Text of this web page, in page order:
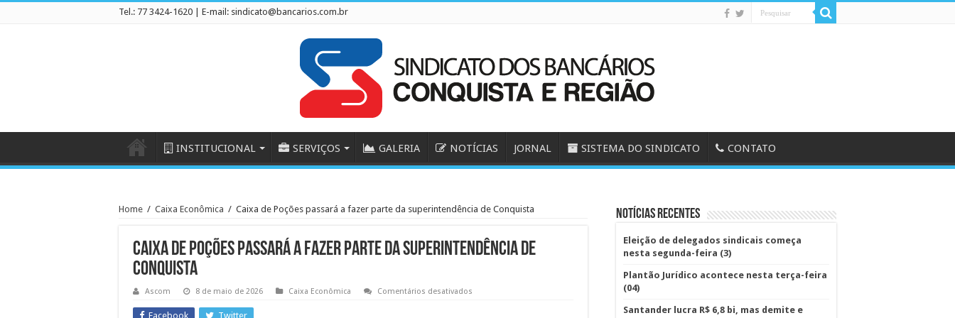
Tel.: 77 3424-1620 | E-mail: sindicato@bancarios.com.br
INSTITUCIONAL SERVIÇOS GALERIA NOTÍCIAS JORNAL SISTEMA DO SINDICATO CONTATO
Home / Caixa Econômica / Caixa de Poções passará a fazer parte da superintendência de Conquista
Caixa de Poções passará a fazer parte da superintendência de
Conquista
Ascom 8 de maio de 2026 Caixa Econômica Comentários desativados
Facebook Twitter
Notícias Recentes
Eleição de delegados sindicais começa
nesta segunda-feira (3)
Plantão Jurídico acontece nesta terça-feira
(04)
Santander lucra R$ 6,8 bi, mas demite e